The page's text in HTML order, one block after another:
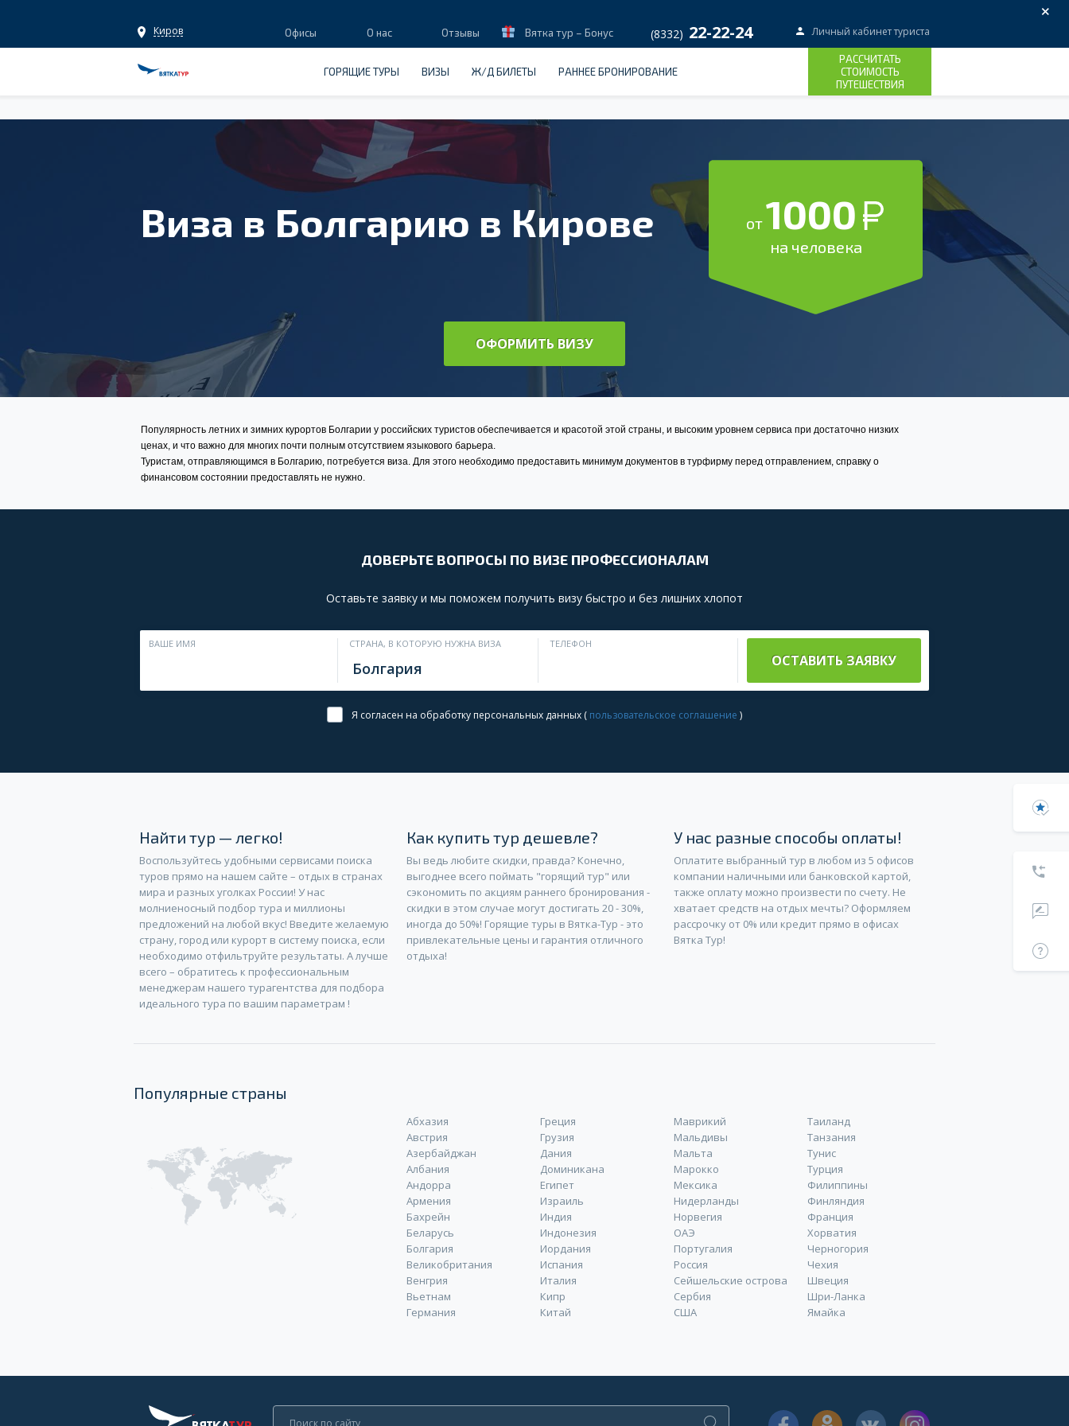
×
Киров Офисы О нас Отзывы Вятка тур – Бонус (8332) 22-22-24 Личный кабинет туриста
ГОРЯЩИЕ ТУРЫ ВИЗЫ Ж/Д БИЛЕТЫ РАННЕЕ БРОНИРОВАНИЕ
РАССЧИТАТЬ
СТОИМОСТЬ
ПУТЕШЕСТВИЯ
Виза в Болгарию в Кирове от1000
на человека
ОФОРМИТЬ ВИЗУ
Популярность летних и зимних курортов Болгарии у российских туристов обеспечивается и красотой этой страны, и высоким уровнем сервиса при достаточно низких
ценах, и что важно для многих почти полным отсутствием языкового барьера.
Туристам, отправляющимся в Болгарию, потребуется виза. Для этого необходимо предоставить минимум документов в турфирму перед отправлением, справку о
финансовом состоянии предоставлять не нужно.
ДОВЕРЬТЕ ВОПРОСЫ ПО ВИЗЕ ПРОФЕССИОНАЛАМ
Оставьте заявку и мы поможем получить визу быстро и без лишних хлопот
Я согласен на обработку персональных данных ( пользовательское соглашение )
ОСТАВИТЬ ЗАЯВКУ
Найти тур — легко!
Воспользуйтесь удобными сервисами поиска
туров прямо на нашем сайте – отдых в странах
мира и разных уголках России! У нас
молниеносный подбор тура и миллионы
предложений на любой вкус! Введите желаемую
страну, город или курорт в систему поиска, если
необходимо отфильтруйте результаты. А лучше
всего – обратитесь к профессиональным
менеджерам нашего турагентства для подбора
идеального тура по вашим параметрам !
Как купить тур дешевле?
Вы ведь любите скидки, правда? Конечно,
выгоднее всего поймать "горящий тур" или
сэкономить по акциям раннего бронирования -
скидки в этом случае могут достигать 20 - 30%,
иногда до 50%! Горящие туры в Вятка-Тур - это
привлекательные цены и гарантия отличного
отдыха!
У нас разные способы оплаты!
Оплатите выбранный тур в любом из 5 офисов
компании наличными или банковской картой,
также оплату можно произвести по счету. Не
хватает средств на отдых мечты? Оформляем
рассрочку от 0% или кредит прямо в офисах
Вятка Тур!
Популярные страны
Абхазия
Австрия
Азербайджан
Албания
Андорра
Армения
Бахрейн
Беларусь
Болгария
Великобритания
Венгрия
Вьетнам
Германия
Греция
Грузия
Дания
Доминикана
Египет
Израиль
Индия
Индонезия
Иордания
Испания
Италия
Кипр
Китай
Маврикий
Мальдивы
Мальта
Марокко
Мексика
Нидерланды
Норвегия
ОАЭ
Португалия
Россия
Сейшельские острова
Сербия
США
Таиланд
Танзания
Тунис
Турция
Филиппины
Финляндия
Франция
Хорватия
Черногория
Чехия
Швеция
Шри-Ланка
Ямайка